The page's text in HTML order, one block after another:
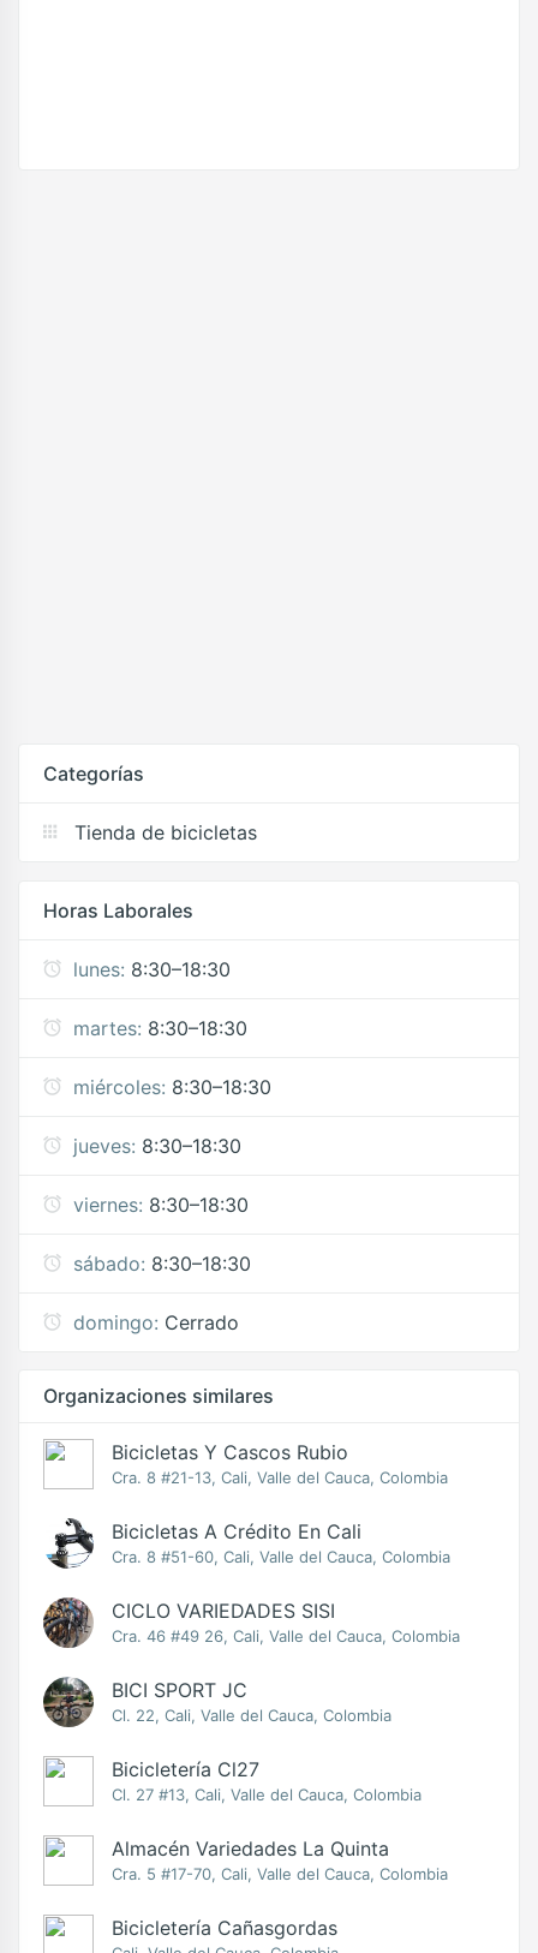
Categorías
Tienda de bicicletas
Horas Laborales
lunes: 8:30–18:30
martes: 8:30–18:30
miércoles: 8:30–18:30
jueves: 8:30–18:30
viernes: 8:30–18:30
sábado: 8:30–18:30
domingo: Cerrado
Organizaciones similares
Bicicletas Y Cascos Rubio
Cra. 8 #21-13, Cali, Valle del Cauca, Colombia
Bicicletas A Crédito En Cali
Cra. 8 #51-60, Cali, Valle del Cauca, Colombia
CICLO VARIEDADES SISI
Cra. 46 #49 26, Cali, Valle del Cauca, Colombia
BICI SPORT JC
Cl. 22, Cali, Valle del Cauca, Colombia
Bicicletería Cl27
Cl. 27 #13, Cali, Valle del Cauca, Colombia
Almacén Variedades La Quinta
Cra. 5 #17-70, Cali, Valle del Cauca, Colombia
Bicicletería Cañasgordas